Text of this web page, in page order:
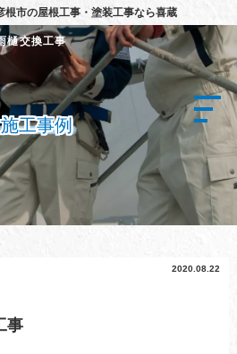
市の屋根工事・塗装工事なら喜蔵
交換工事
施工事例
2020.08.22
事